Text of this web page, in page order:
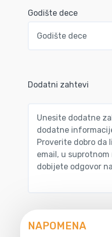
Godište dece
Dodatni zahtevi
NAPOMENA